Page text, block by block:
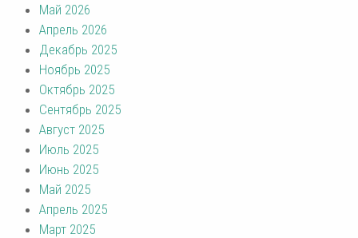
Май 2026
Апрель 2026
Декабрь 2025
Ноябрь 2025
Октябрь 2025
Сентябрь 2025
Август 2025
Июль 2025
Июнь 2025
Май 2025
Апрель 2025
Март 2025